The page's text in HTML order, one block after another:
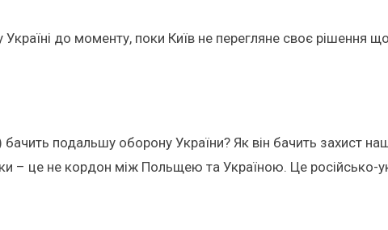
до моменту, поки Київ не перегляне своє рішення
подальшу оборону України? Як він бачить захист
– це не кордон між Польщею та Україною. Це російсько-